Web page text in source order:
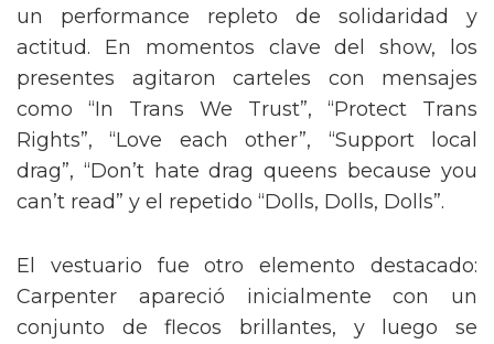
un performance repleto de solidaridad y
actitud. En momentos clave del show, los
presentes agitaron carteles con mensajes
como “In Trans We Trust”, “Protect Trans
Rights”, “Love each other”, “Support local
drag”, “Don’t hate drag queens because you
can’t read” y el repetido “Dolls, Dolls, Dolls”.
El vestuario fue otro elemento destacado:
Carpenter apareció inicialmente con un
conjunto de flecos brillantes, y luego se